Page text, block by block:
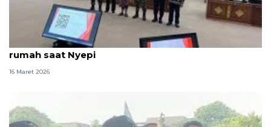
Gubernur Bali sebut majelis putuskan takbiran di
rumah saat Nyepi
16 Maret 2026